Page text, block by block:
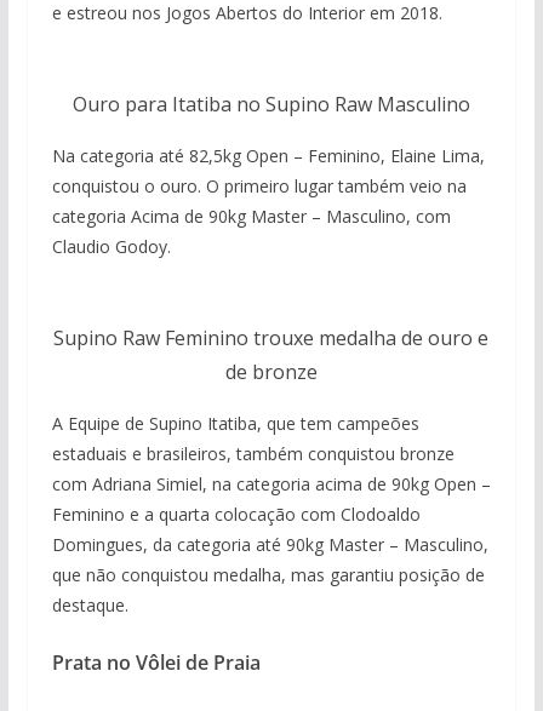
e estreou nos Jogos Abertos do Interior em 2018.
Ouro para Itatiba no Supino Raw Masculino
Na categoria até 82,5kg Open – Feminino, Elaine Lima,
conquistou o ouro. O primeiro lugar também veio na
categoria Acima de 90kg Master – Masculino, com
Claudio Godoy.
Supino Raw Feminino trouxe medalha de ouro e
de bronze
A Equipe de Supino Itatiba, que tem campeões
estaduais e brasileiros, também conquistou bronze
com Adriana Simiel, na categoria acima de 90kg Open –
Feminino e a quarta colocação com Clodoaldo
Domingues, da categoria até 90kg Master – Masculino,
que não conquistou medalha, mas garantiu posição de
destaque.
Prata no Vôlei de Praia